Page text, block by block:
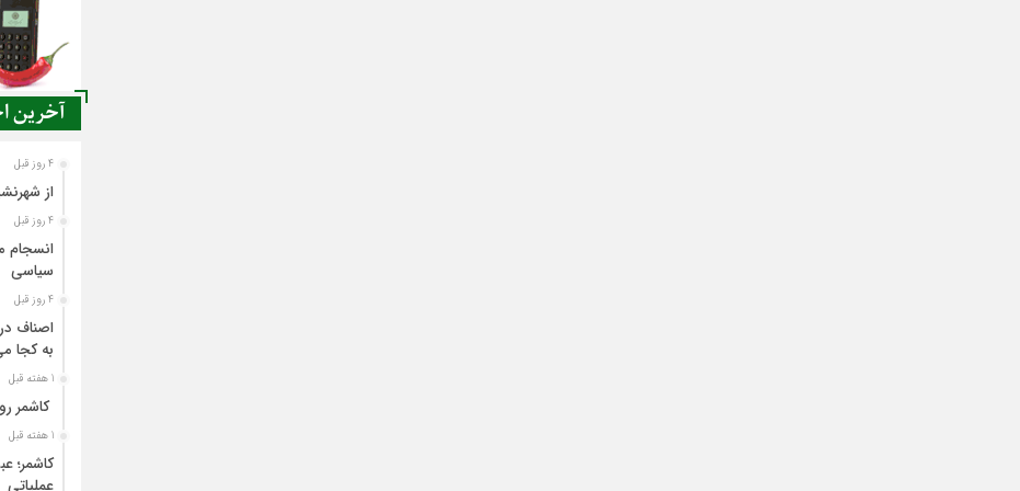
آخرین
4 روز قبل
از
4 روز قبل
انسجام
سیاسی
4 روز قبل
اصناف
به کجا
1 هفته قبل
کاشمر
1 هفته قبل
کاشمر؛
عملیاتی